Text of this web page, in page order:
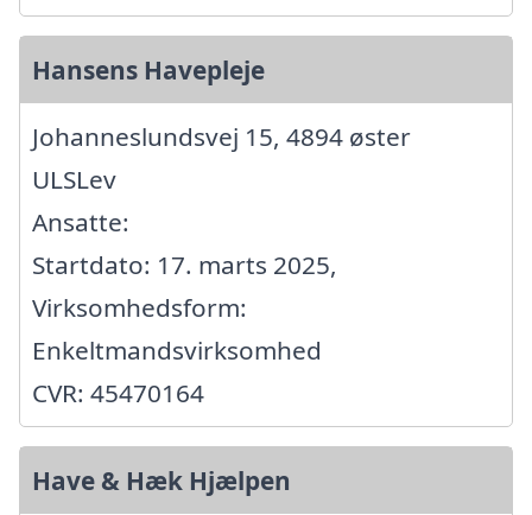
Hansens Havepleje
Johanneslundsvej 15, 4894 øster
ULSLev
Ansatte:
Startdato: 17. marts 2025,
Virksomhedsform:
Enkeltmandsvirksomhed
CVR: 45470164
Have & Hæk Hjælpen